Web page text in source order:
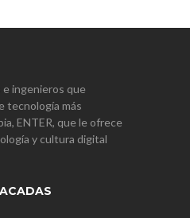
ingenieros que
tecnología más
ENTER, que le ofrece
y cultura digital